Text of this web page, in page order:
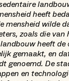
heeft
mensheid wilde
zoals die van
heeft
gemaakt, en
genoemd. De
en